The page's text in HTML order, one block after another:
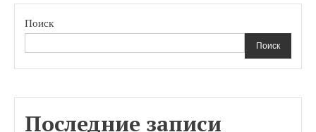
Поиск
Поиск
Последние записи